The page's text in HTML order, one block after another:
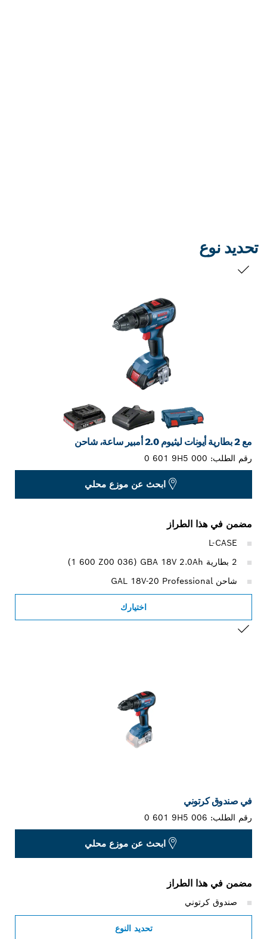
تحديد نوع
مع 2 بطارية أيونات ليثيوم 2.0 أمبير ساعة، شاحن
رقم الطلب:0 601 9H5 000
ابحث عن موزع محلي
مضمن في هذا الطراز
L-CASE
شاحن GAL 18V-20 Professional
اختيارك
في صندوق كرتوني
رقم الطلب:0 601 9H5 006
ابحث عن موزع محلي
مضمن في هذا الطراز
صندوق كرتوني
تحديد النوع